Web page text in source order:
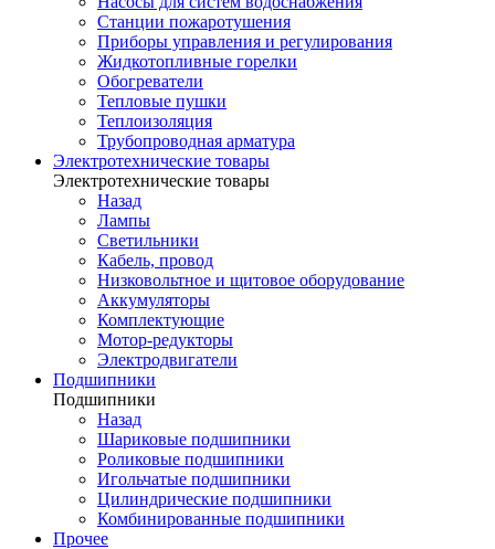
Станции пожаротушения
Приборы управления и регулирования
Жидкотопливные горелки
Обогреватели
Тепловые пушки
Теплоизоляция
Трубопроводная арматура
Электротехнические товары
Электротехнические товары
Назад
Лампы
Светильники
Кабель, провод
Низковольтное и щитовое оборудование
Аккумуляторы
Комплектующие
Мотор-редукторы
Электродвигатели
Подшипники
Подшипники
Назад
Шариковые подшипники
Роликовые подшипники
Игольчатые подшипники
Цилиндрические подшипники
Комбинированные подшипники
Прочее